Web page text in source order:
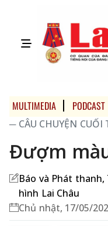
MULTIMEDIA PODCAST
─ CÂU CHUYỆN CUỐI
Đượm
Báo và Phát thanh,
hình Lai Châu
Chủ nhật, 17/05/